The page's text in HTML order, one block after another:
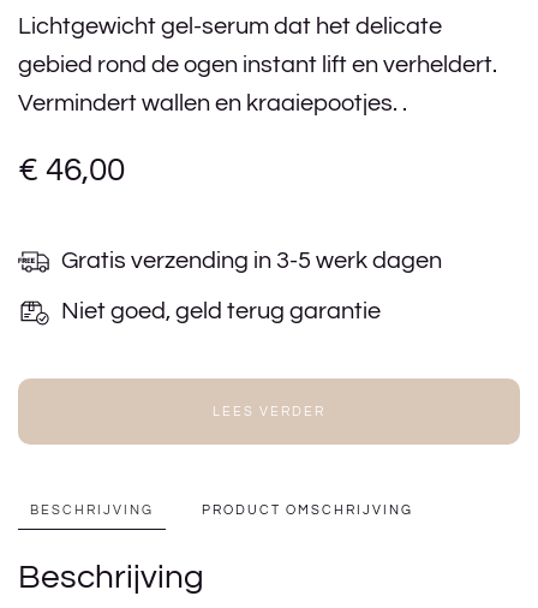
Lichtgewicht gel-serum dat het delicate
gebied rond de ogen instant lift en verheldert.
Vermindert wallen en kraaiepootjes. .
€ 46,00
Gratis verzending in 3-5 werk dagen
Niet goed, geld terug garantie
LEES VERDER
BESCHRIJVING PRODUCT OMSCHRIJVING
Beschrijving